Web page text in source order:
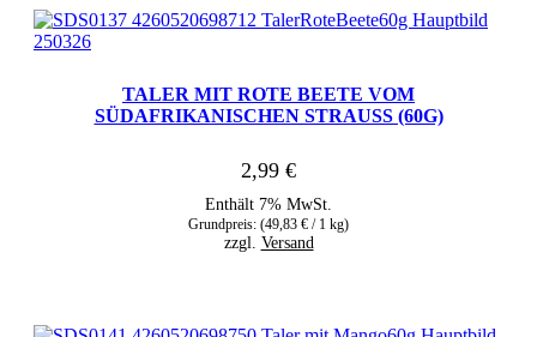
TALER MIT ROTE BEETE VOM
SÜDAFRIKANISCHEN STRAUSS (60G)
2,99 €
Enthält 7% MwSt.
Grundpreis: (49,83 € / 1 kg)
zzgl. Versand